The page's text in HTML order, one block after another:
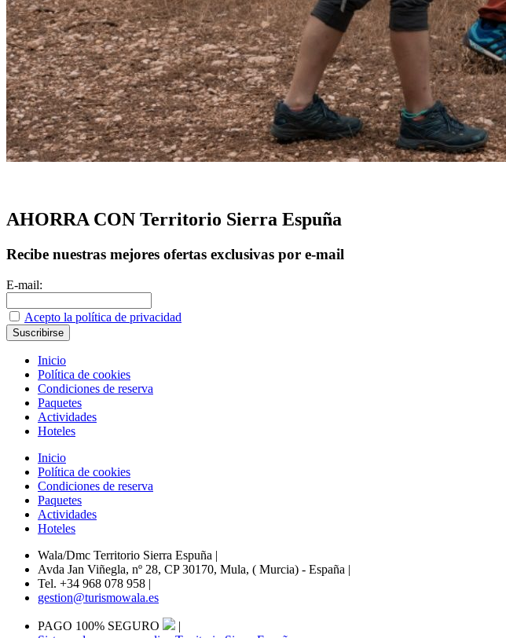
AHORRA CON Territorio Sierra Espuña
Recibe nuestras mejores ofertas exclusivas por e-mail
E-mail:
Acepto la política de privacidad
Inicio
Política de cookies
Condiciones de reserva
Paquetes
Actividades
Hoteles
Inicio
Política de cookies
Condiciones de reserva
Paquetes
Actividades
Hoteles
Wala/Dmc Territorio Sierra Espuña |
Avda Jan Viñegla, nº 28, CP 30170, Mula, ( Murcia) - España |
Tel. +34 968 078 958 |
gestion@turismowala.es
PAGO 100% SEGURO
|